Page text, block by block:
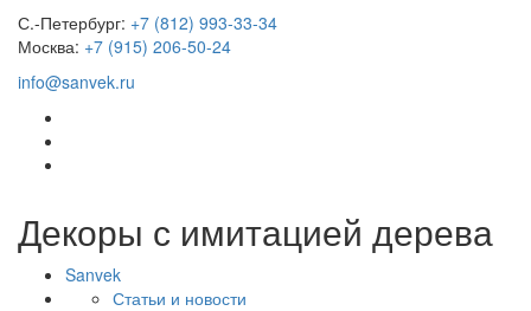
С.-Петербург: +7 (812) 993-33-34
Москва: +7 (915) 206-50-24
info@sanvek.ru
Декоры с имитацией дерева
Sanvek
Статьи и новости